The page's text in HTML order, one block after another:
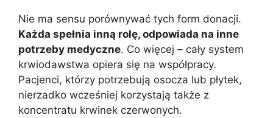
Nie ma sensu porównywać tych form donacji.
Każda spełnia inną rolę, odpowiada na inne
potrzeby medyczne. Co więcej – cały system
krwiodawstwa opiera się na współpracy.
Pacjenci, którzy potrzebują osocza lub płytek,
nierzadko wcześniej korzystają także z
koncentratu krwinek czerwonych.